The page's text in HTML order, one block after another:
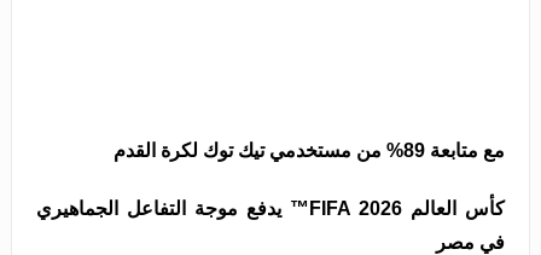
مع متابعة 89% من مستخدمي تيك توك لكرة القدم
كأس العالم FIFA 2026™ يدفع موجة التفاعل الجماهيري
في مصر